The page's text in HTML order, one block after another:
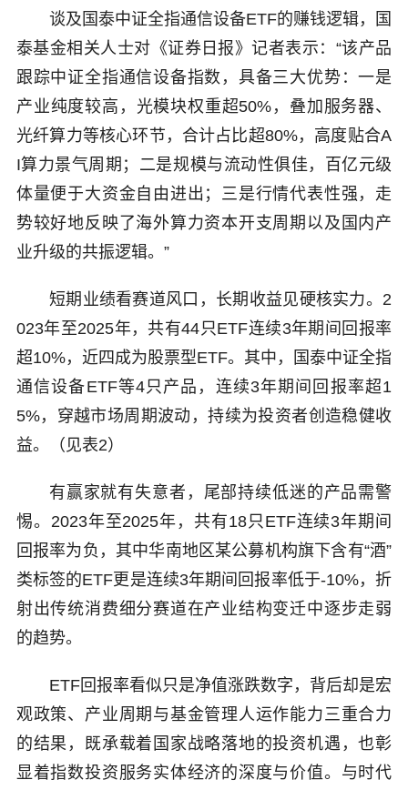
谈及国泰中证全指通信设备ETF的赚钱逻辑，国
泰基金相关人士对《证券日报》记者表示：“该产品
跟踪中证全指通信设备指数，具备三大优势：一是
产业纯度较高，光模块权重超50%，叠加服务器、
光纤算力等核心环节，合计占比超80%，高度贴合A
I算力景气周期；二是规模与流动性俱佳，百亿元级
体量便于大资金自由进出；三是行情代表性强，走
势较好地反映了海外算力资本开支周期以及国内产
业升级的共振逻辑。”
短期业绩看赛道风口，长期收益见硬核实力。2
023年至2025年，共有44只ETF连续3年期间回报率
超10%，近四成为股票型ETF。其中，国泰中证全指
通信设备ETF等4只产品，连续3年期间回报率超1
5%，穿越市场周期波动，持续为投资者创造稳健收
益。（见表2）
有赢家就有失意者，尾部持续低迷的产品需警
惕。2023年至2025年，共有18只ETF连续3年期间
回报率为负，其中华南地区某公募机构旗下含有“酒”
类标签的ETF更是连续3年期间回报率低于-10%，折
射出传统消费细分赛道在产业结构变迁中逐步走弱
的趋势。
ETF回报率看似只是净值涨跌数字，背后却是宏
观政策、产业周期与基金管理人运作能力三重合力
的结果，既承载着国家战略落地的投资机遇，也彰
显着指数投资服务实体经济的深度与价值。与时代